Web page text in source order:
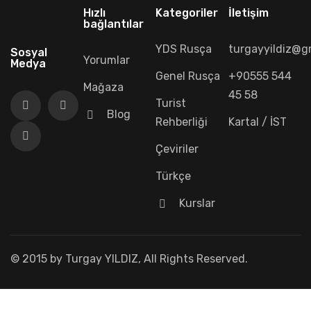
Sosyal
Medya
Hızlı
bağlantılar
Yorumlar
Mağaza
Blog
Kategoriler
YDS Rusça
Genel Rusça
Turist
Rehberliği
Çeviriler
Türkçe
Kurslar
İletişim
+90555 544
45 58
Kartal / İST
© 2015 by Turgay YILDIZ, All Rights Reserved.